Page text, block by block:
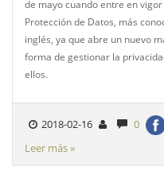
de mayo cuando entre en
Protección de Datos, más
inglés, ya que abre un nuevo
forma de gestionar la
ellos.
2018-02-16
0
Leer más »